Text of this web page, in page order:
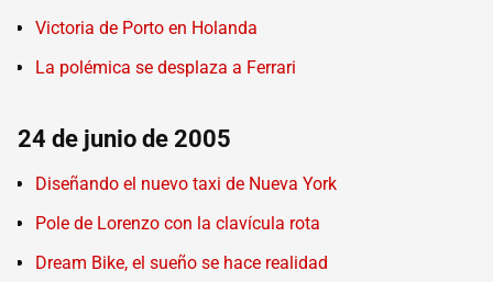
Victoria de Porto en Holanda
La polémica se desplaza a Ferrari
24 de junio de 2005
Diseñando el nuevo taxi de Nueva York
Pole de Lorenzo con la clavícula rota
Dream Bike, el sueño se hace realidad